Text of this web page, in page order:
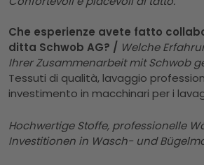
Che esperienze avete fatto
ditta Schwob AG? / Welche
Ihrer Zusammenarbeit mit Schwob
Tessuti di qualità, lavaggio
investimento in macchinari per i
Hochwertige Stoffe, professionelle
Investitionen in Wasch- und